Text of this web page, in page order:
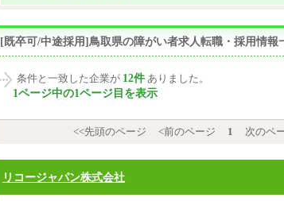
[既卒可/中途採用]鳥取県の障がい者求人転職・採用情報
条件と一致した企業が 12件 ありました。
1ページ中の1ページ目を表示
<<先頭のページ
<前のページ 1 次のペ
リコージャパン株式会社